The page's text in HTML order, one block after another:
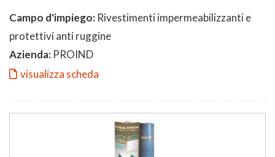
Campo d'impiego: Rivestimenti impermeabilizzanti e
protettivi anti ruggine
Azienda: PROIND
visualizza scheda